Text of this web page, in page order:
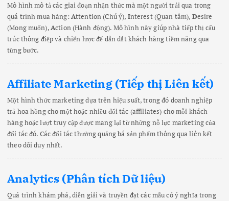
Mô hình mô tả các giai đoạn nhận thức mà một người trải qua trong
quá trình mua hàng:Attention (Chú ý), Interest (Quan tâm), Desire
(Mong muốn),Action (Hành động). Mô hình này giúp nhà tiếp thị cấu
trúc thông điệp và chiến lược để dẫn dắt khách hàng tiềm năng qua
từng bước.
Affiliate Marketing (Tiếp thị Liên kết)
Một hình thức marketing dựa trên hiệu suất, trong đó doanh nghiệp
trả hoa hồng cho một hoặc nhiều đối tác (affiliates) cho mỗi khách
hàng hoặc lượt truy cập được mang lại từ những nỗ lực marketing của
đối tác đó. Các đối tác thường quảng bá sản phẩm thông qua liên kết
theo dõi duy nhất.
Analytics (Phân tích Dữ liệu)
Quá trình khám phá, diễn giải và truyền đạt các mẫu có ý nghĩa trong